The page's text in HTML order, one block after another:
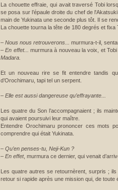
La chouette effraie, qui avait traversé Tobi
se posa sur l’épaule droite du chef de
main de Yukinata une seconde plus tôt. Il se
La chouette tourna la tête de 180 degrés et fixa
– Nous nous retrouverons...
murmura-t-il,
–En effet...
murmura à nouveau la voix, et
Madara.
Et un nouveau rire se fit entendre tandis
d’Orochimaru, tapi tel un serpent.
– Elle est aussi dangereuse qu’effrayante...
Les quatre du Son l’accompagnaient ; ils
qui avaient poursuivi leur maître.
Entendre Orochimaru prononcer ces mots
comprendre qui était Yukinata.
– Qu’en penses-tu, Neji-Kun ?
– En effet, murmura ce dernier, qui venait
Les quatre autres se retournèrent, surpris ;
retour si rapide après une mission qui, de toute